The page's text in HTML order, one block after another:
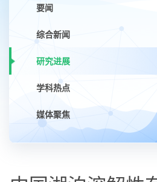
要闻
综合新闻
研究进展
学科热点
媒体聚焦